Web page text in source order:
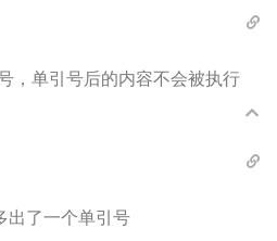
，单引号后的内容不会被执行
出了一个单引号